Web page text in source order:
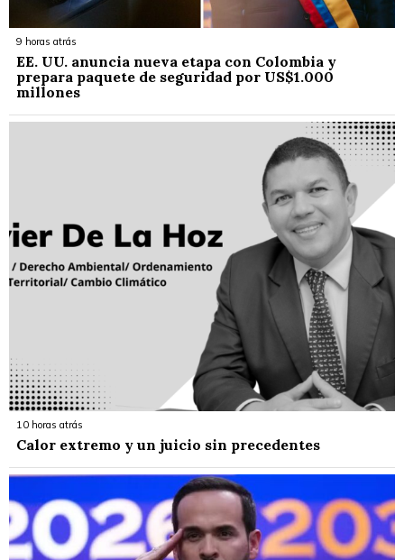
9 horas atrás
EE. UU. anuncia nueva etapa con Colombia y
prepara paquete de seguridad por US$1.000
millones
10 horas atrás
Calor extremo y un juicio sin precedentes